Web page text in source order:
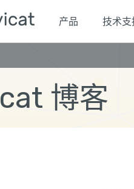
产品 技术支
博客